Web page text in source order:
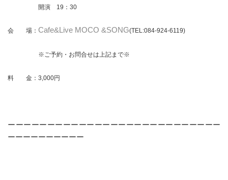
開演 19：30
会 場： Cafe&Live MOCO &SONG(TEL:084-924-6119)
※ご予約・お問合せは上記まで※
料 金：3,000円
ーーーーーーーーーーーーーーーーーーーーーーーーーーー
ーーーーーーーーーー